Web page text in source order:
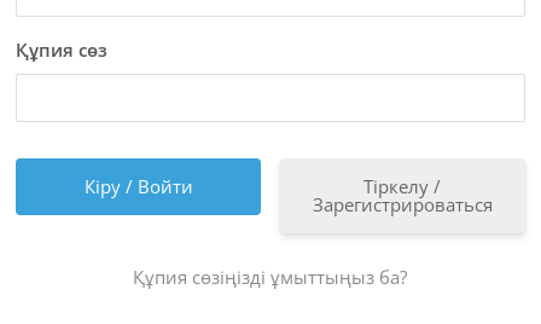
Құпия сөз
Тіркелу /
Зарегистрироваться
Құпия сөзіңізді ұмыттыңыз ба?